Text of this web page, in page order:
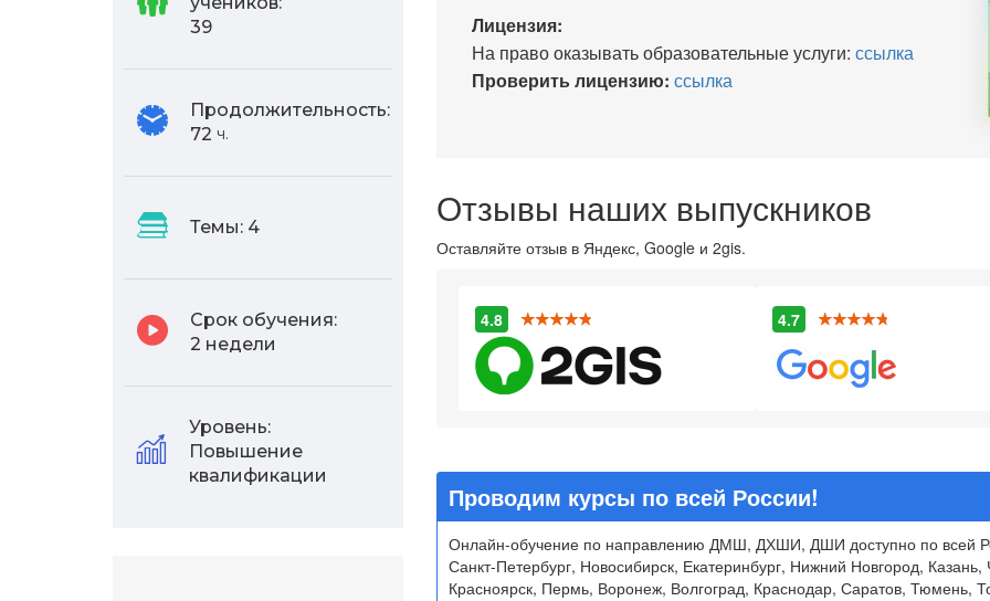
39
Продолжительность:
72 ч.
Темы: 4
Срок обучения:
2 недели
Уровень:
Повышение
квалификации
Лицензия:
На право оказывать образовательные услуги: ссылка
Проверить лицензию: ссылка
Отзывы наших выпускников
Оставляйте отзыв в Яндекс, Google и 2gis.
4.8 4.7
Проводим курсы по всей России!
Онлайн-обучение по направлению ДМШ, ДХШИ, ДШИ доступно по всей
Санкт-Петербург, Новосибирск, Екатеринбург, Нижний Новгород,
Красноярск, Пермь, Воронеж, Волгоград, Краснодар, Саратов, Тюмень,